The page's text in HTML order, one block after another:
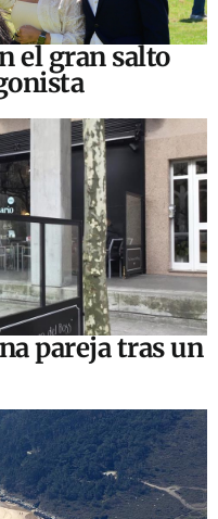
el gran salto
pareja tras un